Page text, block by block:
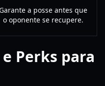
Garante a posse antes que
o oponente se recupere.
Perks para